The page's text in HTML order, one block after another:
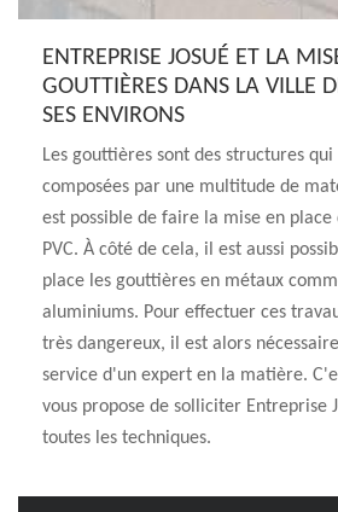
ENTREPRISE JOSUÉ ET LA
GOUTTIÈRES DANS LA VILLE
SES ENVIRONS
Les gouttières sont des structures
composées par une multitude de
est possible de faire la mise en place
PVC. À côté de cela, il est aussi
place les gouttières en métaux
aluminiums. Pour effectuer ces
très dangereux, il est alors
service d'un expert en la matière.
vous propose de solliciter Entreprise
toutes les techniques.